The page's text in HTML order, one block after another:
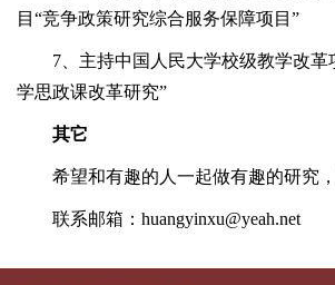
目“竞争政策研究综合服务保障项目”
7、主持中国人民大学校级教学改革
学思政课改革研究”
其它
希望和有趣的人一起做有趣的研究
联系邮箱：huangyinxu@yeah.net